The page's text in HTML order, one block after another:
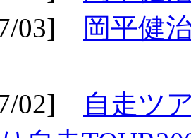
03]
岡平健
02]
自走ツ